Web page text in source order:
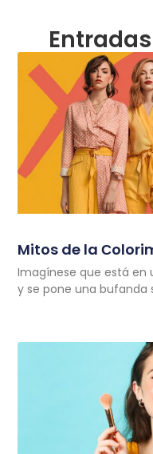
Mitos de la
Imagínese que está en
y se pone una bufanda